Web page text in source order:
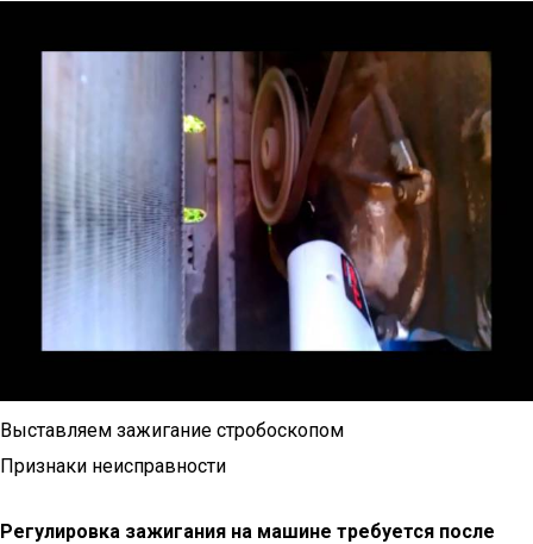
Выставляем зажигание стробоскопом
Признаки неисправности
Регулировка зажигания на машине требуется после